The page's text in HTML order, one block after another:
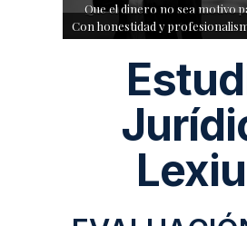
Que el dinero no sea motivo
Con honestidad y